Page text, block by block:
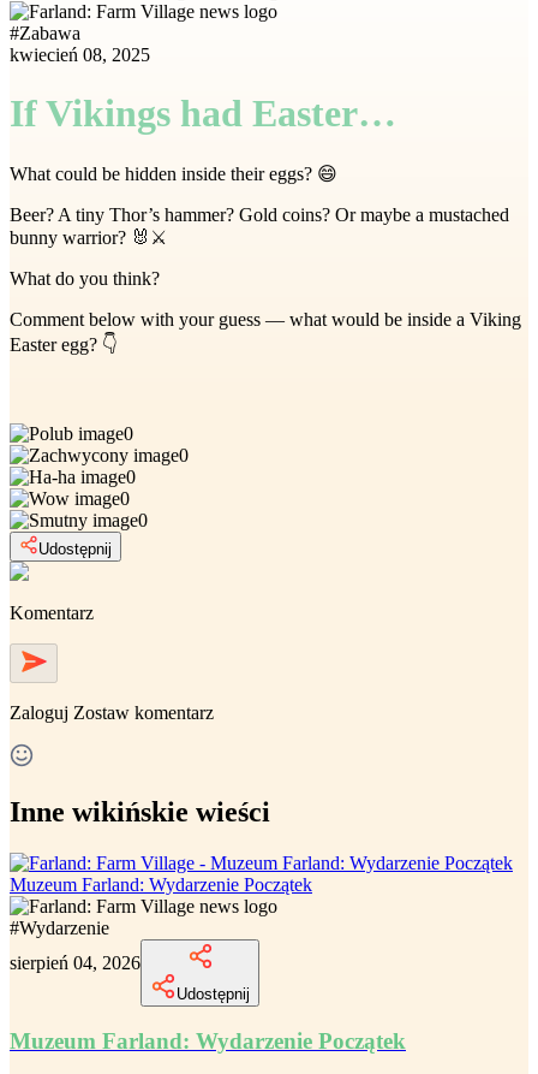
#Zabawa
kwiecień 08, 2025
If Vikings had Easter…
What could be hidden inside their eggs? 😄
Beer? A tiny Thor’s hammer? Gold coins? Or maybe a mustached
bunny warrior? 🐰⚔️
What do you think?
Comment below with your guess — what would be inside a Viking
Easter egg? 👇
0
0
0
0
0
Udostępnij
Komentarz
Zaloguj Zostaw komentarz
Inne wikińskie wieści
Muzeum Farland: Wydarzenie Początek
#Wydarzenie
sierpień 04, 2026
Udostępnij
Muzeum Farland: Wydarzenie Początek